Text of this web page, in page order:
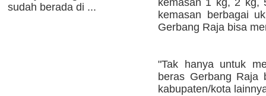
sudah berada di ...
kemasan 1 kg, 2 kg,
kemasan berbagai
Gerbang Raja bisa
"Tak hanya untuk
beras Gerbang Raja
kabupaten/kota